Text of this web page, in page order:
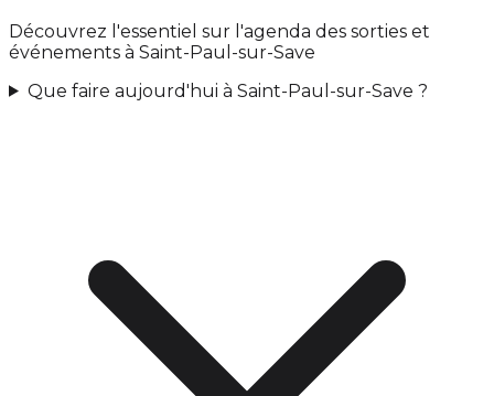
Découvrez l'essentiel sur l'agenda des sorties et
événements à Saint-Paul-sur-Save
Que faire aujourd'hui à Saint-Paul-sur-Save ?